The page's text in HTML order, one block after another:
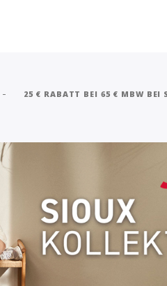
- 25 € RABATT BEI 65 € MBW BEI